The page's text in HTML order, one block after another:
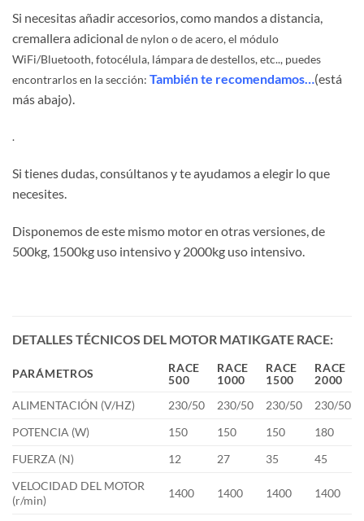
Si necesitas añadir accesorios, como mandos a distancia,
cremallera adicional de nylon o de acero, el módulo
WiFi/Bluetooth, fotocélula, lámpara de destellos, etc.., puedes
encontrarlos en la sección: También te recomendamos… (está
más abajo).
.
Si tienes dudas, consúltanos y te ayudamos a elegir lo que
necesites.
Disponemos de este mismo motor en otras versiones, de
500kg, 1500kg uso intensivo y 2000kg uso intensivo.
DETALLES TÉCNICOS DEL MOTOR MATIKGATE RACE:
PARÁMETROS
RACE
500
RACE
1000
RACE
1500
RACE
2000
ALIMENTACIÓN (V/HZ)
230/50 230/50 230/50
230/50
POTENCIA (W)
150 150 150
180
FUERZA (N)
12 27 35
45
VELOCIDAD DEL MOTOR
(r/min)
1400 1400 1400 1400